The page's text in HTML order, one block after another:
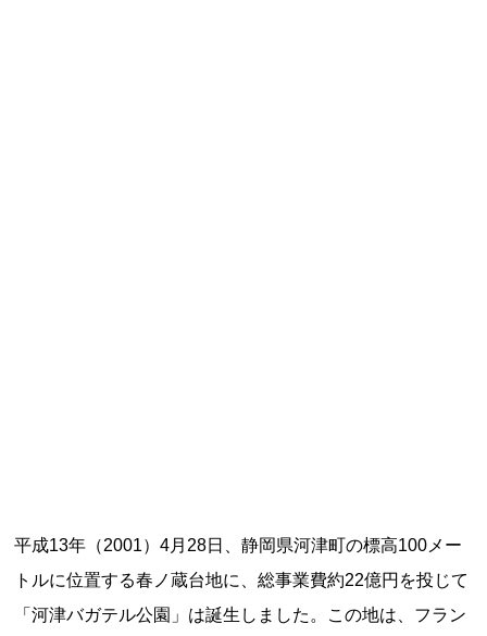
平群町総合スポーツセンター ウォーターパー
平成13年（2001）4月28日、静岡県河津町の標高100メー
トルに位置する春ノ蔵台地に、総事業費約22億円を投じて
「河津バガテル公園」は誕生しました。この地は、フラン